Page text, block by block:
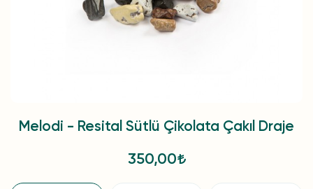
Melodi - Resital Sütlü Çikolata Çakıl Draje
350,00